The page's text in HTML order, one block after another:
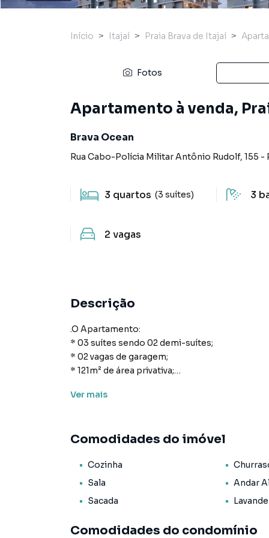
Início Itajaí Praia Brava de Itajaí
Fotos
Apartamento à venda,
Brava Ocean
Rua Cabo-Polícia Militar Antônio Rudolf, 155 -
3 quartos (3 suítes) 3
2 vagas
Descrição
.O Apartamento:
* 03 suítes sendo 02 demi-suítes;
* 02 vagas de garagem;
* 121m² de área privativa;
* Área de serviço;
* Sacada com churrasqueira;
* Interfone;
* Porcelanato;
* Vista Panorâmica;
Ver mais
Comodidades do imóvel
Cozinha
Sala
Andar
Sacada
Comodidades do condomínio